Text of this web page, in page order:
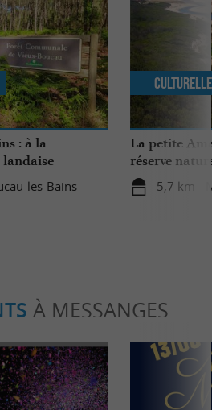
: à la
landaise
les-Bains
La petite
réserve
5,7 km -
Culturelle
À MESSANGES